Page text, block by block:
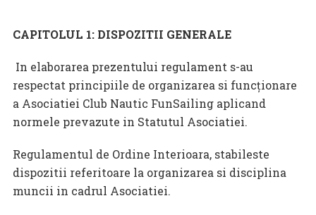
CAPITOLUL 1: DISPOZITII GENERALE
In elaborarea prezentului regulament s-au
respectat principiile de organizarea si funcţionare
a Asociatiei Club Nautic FunSailing aplicand
normele prevazute in Statutul Asociatiei.
Regulamentul de Ordine Interioara, stabileste
dispozitii referitoare la organizarea si disciplina
muncii in cadrul Asociatiei.